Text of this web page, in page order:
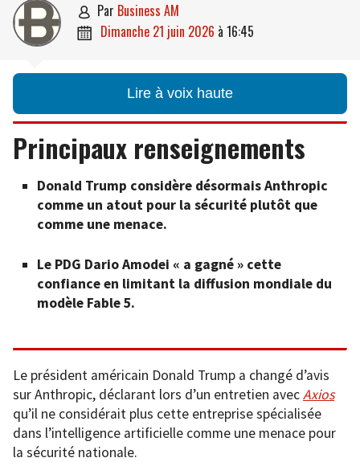
 par Business AM
 dimanche 21 juin 2026 à 16:45
Lire à voix haute
Principaux renseignements
Donald Trump considère désormais Anthropic
comme un atout pour la sécurité plutôt que
comme une menace.
Le PDG Dario Amodei « a gagné » cette
confiance en limitant la diffusion mondiale du
modèle Fable 5.
Le président américain Donald Trump a changé d’avis
sur Anthropic, déclarant lors d’un entretien avecAxios
qu’il ne considérait plus cette entreprise spécialisée
dans l’intelligence artificielle comme une menace pour
la sécurité nationale.